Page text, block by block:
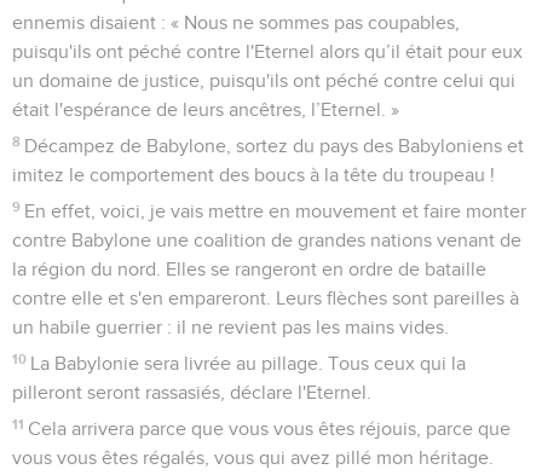
ennemis disaient : « Nous ne sommes pas coupables,
puisqu'ils ont péché contre l'Eternel alors qu’il était pour eux
un domaine de justice, puisqu'ils ont péché contre celui qui
était l'espérance de leurs ancêtres, l’Eternel. »
8 Décampez de Babylone, sortez du pays des Babyloniens et
imitez le comportement des boucs à la tête du troupeau !
9 En effet, voici, je vais mettre en mouvement et faire monter
contre Babylone une coalition de grandes nations venant de
la région du nord. Elles se rangeront en ordre de bataille
contre elle et s'en empareront. Leurs flèches sont pareilles à
un habile guerrier : il ne revient pas les mains vides.
10 La Babylonie sera livrée au pillage. Tous ceux qui la
pilleront seront rassasiés, déclare l'Eternel.
11 Cela arrivera parce que vous vous êtes réjouis, parce que
vous vous êtes régalés, vous qui avez pillé mon héritage.